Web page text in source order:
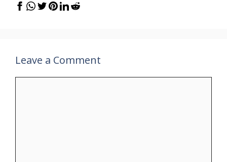
Leave a Comment